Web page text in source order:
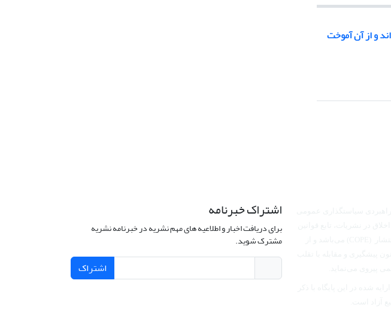
و از آن آموخت
اشتراک خبرنامه
برای دریافت اخبار و اطلاعیه های مهم نشریه در خبرنامه نشریه
مشترک شوید.
اشتراک